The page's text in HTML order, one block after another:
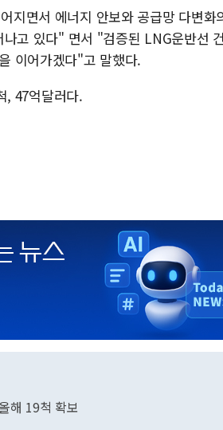
지면서 에너지 안보와 공급망 다변화
고 있다" 면서 "검증된 LNG운반선
이어가겠다"고 말했다.
, 47억달러다.
해 19척 확보